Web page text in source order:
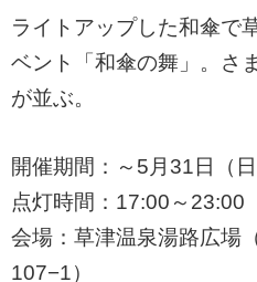
ライトアップした和傘で
ベント「和傘の舞」。さ
が並ぶ。
開催期間：～5月31日（日
点灯時間：17:00～23:00
会場：草津温泉湯路広場
107−1）